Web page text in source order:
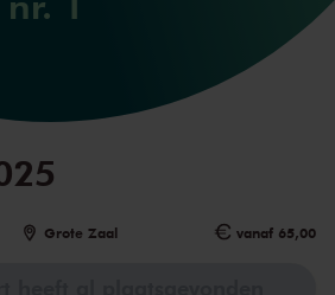
Grote Zaal vanaf 65,00